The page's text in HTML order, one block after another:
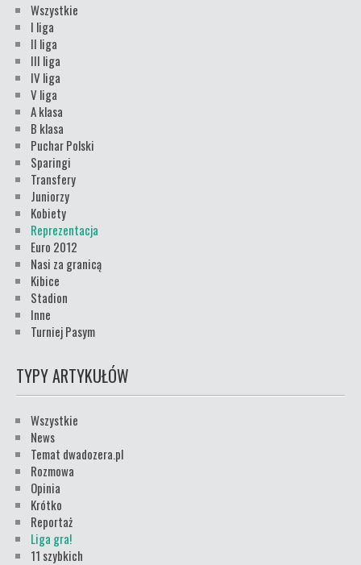
Wszystkie
I liga
II liga
III liga
IV liga
V liga
A klasa
B klasa
Puchar Polski
Sparingi
Transfery
Juniorzy
Kobiety
Reprezentacja
Euro 2012
Nasi za granicą
Kibice
Stadion
Inne
Turniej Pasym
TYPY ARTYKUŁÓW
Wszystkie
News
Temat dwadozera.pl
Rozmowa
Opinia
Krótko
Reportaż
Liga gra!
11 szybkich